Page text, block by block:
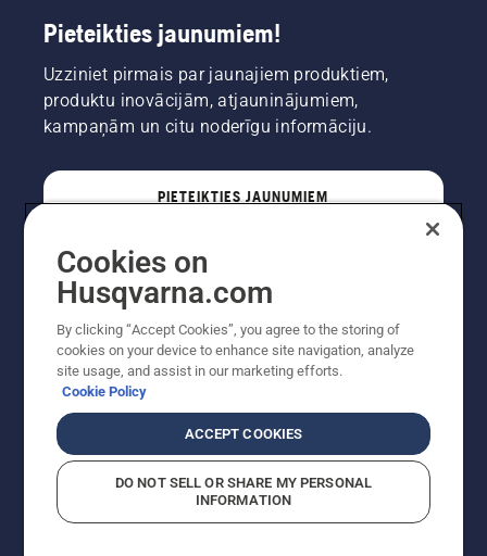
Pieteikties jaunumiem!
Uzziniet pirmais par jaunajiem produktiem,
produktu inovācijām, atjauninājumiem,
kampaņām un citu noderīgu informāciju.
PIETEIKTIES JAUNUMIEM
Autortiesības — 2022 Husqvarna AB (publ). Visas
Cookies on
Husqvarna.com
By clicking “Accept Cookies”, you agree to the storing of
cookies on your device to enhance site navigation, analyze
site usage, and assist in our marketing efforts.
Cookie Policy
ACCEPT COOKIES
DO NOT SELL OR SHARE MY PERSONAL
INFORMATION